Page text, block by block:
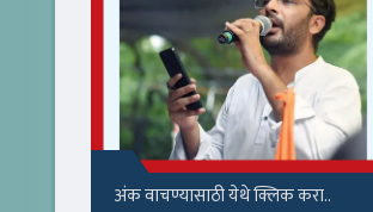
अंक वाचण्यासाठी येथे क्लिक करा..